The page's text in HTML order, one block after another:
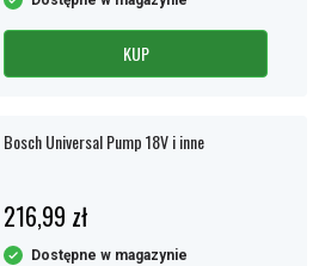
KUP
Bosch Universal Pump 18V i inne
216,99 zł
Dostępne w magazynie